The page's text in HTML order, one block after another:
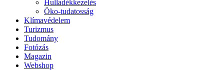
Hulladékkezelés
Öko-tudatosság
Klímavédelem
Turizmus
Tudomány
Fotózás
Magazin
Webshop